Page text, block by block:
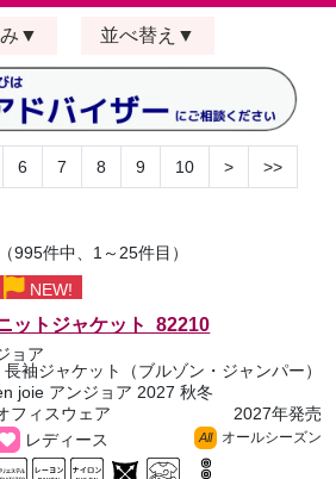
並べ替え
6 7 8 9 10 > >>
（995件中、1～25件目）
NEW!
ットジャケット 82210
ョア
長袖ジャケット（ブルゾン・ジャンパー）
joie アンジョア 2027 秋冬
フィスウェア
2027年発売
レディース
All オールシーズン